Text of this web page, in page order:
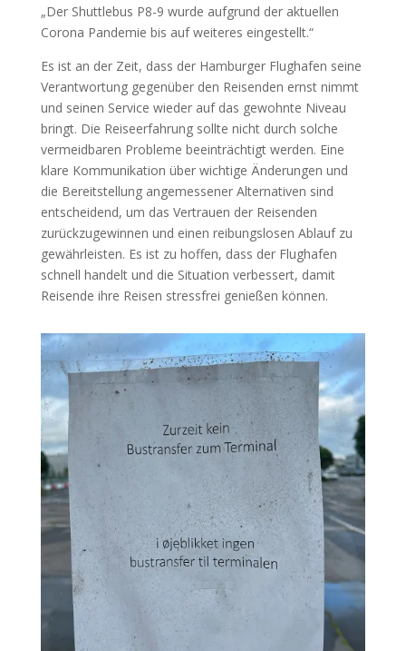
„Der Shuttlebus P8-9 wurde aufgrund der aktuellen
Corona Pandemie bis auf weiteres eingestellt.“
Es ist an der Zeit, dass der Hamburger Flughafen seine
Verantwortung gegenüber den Reisenden ernst nimmt
und seinen Service wieder auf das gewohnte Niveau
bringt. Die Reiseerfahrung sollte nicht durch solche
vermeidbaren Probleme beeinträchtigt werden. Eine
klare Kommunikation über wichtige Änderungen und
die Bereitstellung angemessener Alternativen sind
entscheidend, um das Vertrauen der Reisenden
zurückzugewinnen und einen reibungslosen Ablauf zu
gewährleisten. Es ist zu hoffen, dass der Flughafen
schnell handelt und die Situation verbessert, damit
Reisende ihre Reisen stressfrei genießen können.